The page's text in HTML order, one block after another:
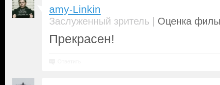
amy-Linkin
Заслуженный зритель | Оценка
Прекрасен!